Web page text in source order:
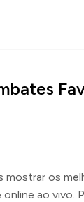
os
ao vivo.